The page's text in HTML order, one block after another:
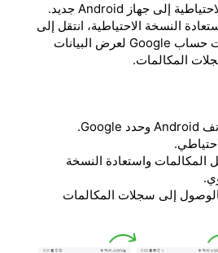
يمكنك استعادة النسخة الاحتياطية إلى جهاز Android جديد.
النسخة الاحتياطية، انتقل إلى
Google Drive أو إعدادات حساب Google لعرض البيانات
المكالمات.
المكالمات واستعادة النسخة
بالوصول إلى سجلات المكالمات